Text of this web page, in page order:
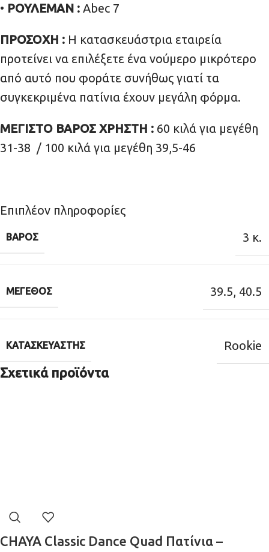
• ΡΟΥΛΕΜΑΝ : Abec 7
ΠΡΟΣΟΧΗ : Η κατασκευάστρια εταιρεία
προτείνει να επιλέξετε ένα νούμερο μικρότερο
από αυτό που φοράτε συνήθως γιατί τα
συγκεκριμένα πατίνια έχουν μεγάλη φόρμα.
ΜΕΓΙΣΤΟ ΒΑΡΟΣ ΧΡΗΣΤΗ : 60 κιλά για μεγέθη
31-38 / 100 κιλά για μεγέθη 39,5-46
Επιπλέον πληροφορίες
ΒΆΡΟΣ 3 κ.
ΜΈΓΕΘΟΣ 39.5, 40.5
ΚΑΤΑΣΚΕΥΑΣΤΉΣ Rookie
Σχετικά προϊόντα
CHAYA Classic Dance Quad Πατίνια –